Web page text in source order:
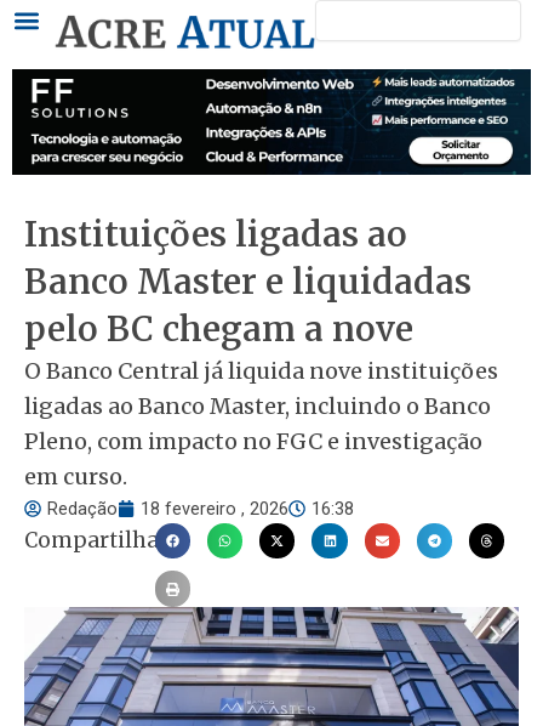
conteúdo
Instituições ligadas ao
Banco Master e liquidadas
pelo BC chegam a nove
O Banco Central já liquida nove instituições
ligadas ao Banco Master, incluindo o Banco
Pleno, com impacto no FGC e investigação
em curso.
Redação 18 fevereiro , 2026 16:38
Compartilhar